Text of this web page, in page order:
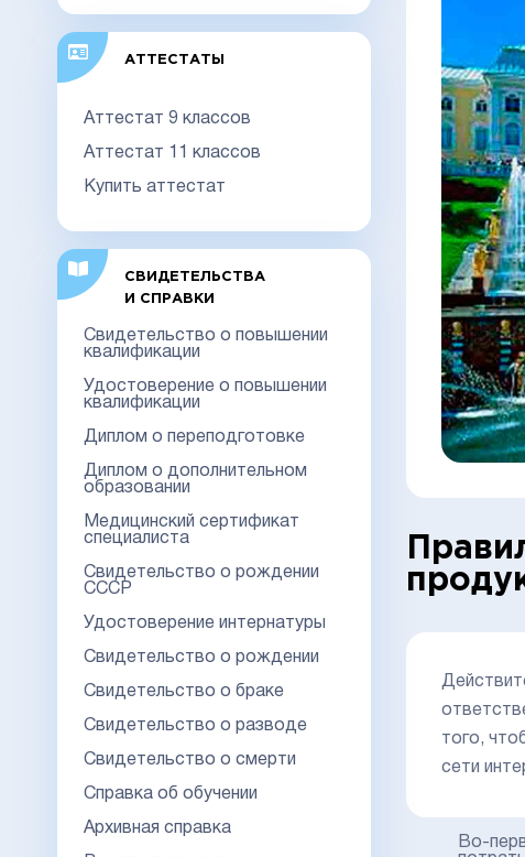
АТТЕСТАТЫ
Аттестат 9 классов
Аттестат 11 классов
Купить аттестат
СВИДЕТЕЛЬСТВА
И СПРАВКИ
Свидетельство о повышении
квалификации
Удостоверение о повышении
квалификации
Диплом о переподготовке
Диплом о дополнительном
образовании
Медицинский сертификат
специалиста
Свидетельство о рождении
СССР
Удостоверение интернатуры
Свидетельство о рождении
Свидетельство о браке
Свидетельство о разводе
Свидетельство о смерти
Справка об обучении
Архивная справка
того,
сети
Во-